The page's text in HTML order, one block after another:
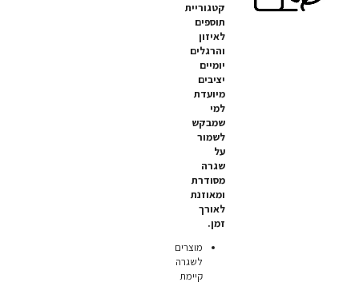
קטגוריית
תוספים
לאיזון
והרגלים
יומיים
יציבים
מיועדת
למי
שמבקש
לשמור
על
שגרה
מסודרת
ומאוזנת
לאורך
זמן.
מוצרים
לשגרה
קיימת